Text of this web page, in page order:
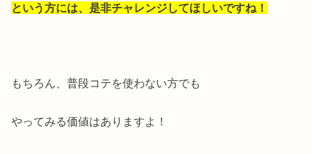
という方には、是非チャレンジしてほしいですね！
もちろん、普段コテを使わない方でも
やってみる価値はありますよ！